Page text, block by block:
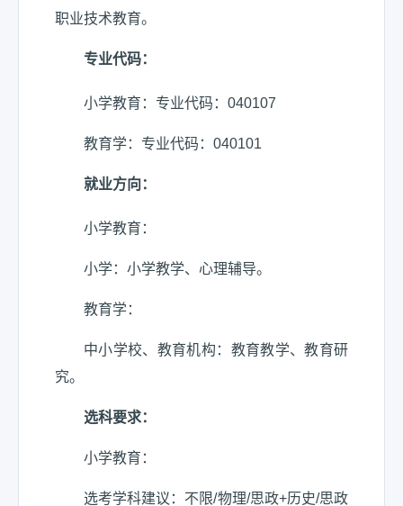
职业技术教育。
专业代码：
小学教育： 专业代码：040107
教育学： 专业代码：040101
就业方向：
小学教育：
小学：小学教学、心理辅导。
教育学：
中小学校、教育机构：教育教学、教育研
究。
选科要求：
小学教育：
选考学科建议：不限/物理/思政+历史/思政